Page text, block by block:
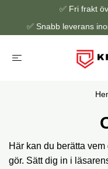
✅ Fri frakt
✅ Snabb leverans
Här kan du berätta
gör. Sätt dig in i